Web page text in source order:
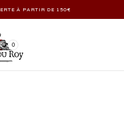
À PARTIR DE 150€
0